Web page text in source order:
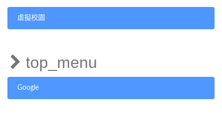
虛擬校園
top_menu
Google